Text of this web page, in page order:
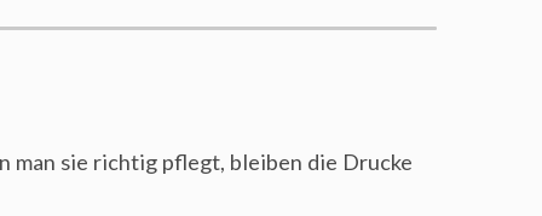
man sie richtig pflegt, bleiben die Drucke